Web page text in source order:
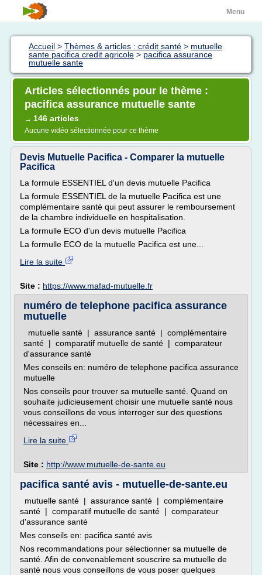
Menu
Accueil > Thèmes & articles : crédit santé > mutuelle
sante pacifica credit agricole > pacifica assurance
mutuelle sante
Articles sélectionnés pour le thème :
pacifica assurance mutuelle sante
→ 146 articles
Aucune vidéo sélectionnée pour ce thème
Devis Mutuelle Pacifica - Comparer la mutuelle
Pacifica
La formule ESSENTIEL d'un devis mutuelle Pacifica
La formule ESSENTIEL de la mutuelle Pacifica est une
complémentaire santé qui peut assurer le remboursement
de la chambre individuelle en hospitalisation.
La formulle ECO d'un devis mutuelle Pacifica
La formulle ECO de la mutuelle Pacifica est une...
Lire la suite
Site : https://www.mafad-mutuelle.fr
numéro de telephone pacifica assurance
mutuelle
mutuelle santé | assurance santé | complémentaire
santé | comparatif mutuelle de santé | comparateur
d'assurance santé
Mes conseils en: numéro de telephone pacifica assurance
mutuelle
Nos conseils pour trouver sa mutuelle santé. Quand on
souhaite judicieusement choisir une mutuelle santé nous
vous conseillons de vous interroger sur des questions
nécessaires en...
Lire la suite
Site : http://www.mutuelle-de-sante.eu
pacifica santé avis - mutuelle-de-sante.eu
mutuelle santé | assurance santé | complémentaire
santé | comparatif mutuelle de santé | comparateur
d'assurance santé
Mes conseils en: pacifica santé avis
Nos recommandations pour sélectionner sa mutuelle de
santé. Afin de convenablement souscrire sa mutuelle de
santé nous vous conseillons de vous poser quelques